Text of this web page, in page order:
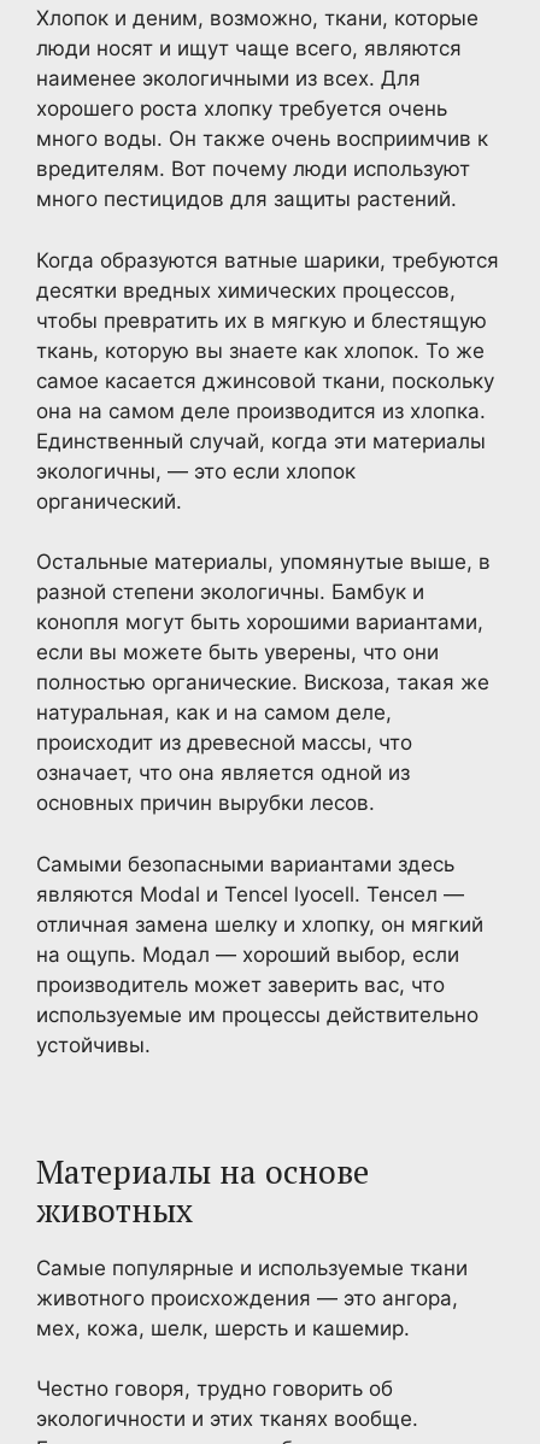
Хлопок и деним, возможно, ткани, которые
люди носят и ищут чаще всего, являются
наименее экологичными из всех. Для
хорошего роста хлопку требуется очень
много воды. Он также очень восприимчив к
вредителям. Вот почему люди используют
много пестицидов для защиты растений.
Когда образуются ватные шарики, требуются
десятки вредных химических процессов,
чтобы превратить их в мягкую и блестящую
ткань, которую вы знаете как хлопок. То же
самое касается джинсовой ткани, поскольку
она на самом деле производится из хлопка.
Единственный случай, когда эти материалы
экологичны, — это если хлопок
органический.
Остальные материалы, упомянутые выше, в
разной степени экологичны. Бамбук и
конопля могут быть хорошими вариантами,
если вы можете быть уверены, что они
полностью органические. Вискоза, такая же
натуральная, как и на самом деле,
происходит из древесной массы, что
означает, что она является одной из
основных причин вырубки лесов.
Самыми безопасными вариантами здесь
являются Modal и Tencel lyocell. Тенсел —
отличная замена шелку и хлопку, он мягкий
на ощупь. Модал — хороший выбор, если
производитель может заверить вас, что
используемые им процессы действительно
устойчивы.
Материалы на основе
животных
Самые популярные и используемые ткани
животного происхождения — это ангора,
мех, кожа, шелк, шерсть и кашемир.
Честно говоря, трудно говорить об
экологичности и этих тканях вообще.